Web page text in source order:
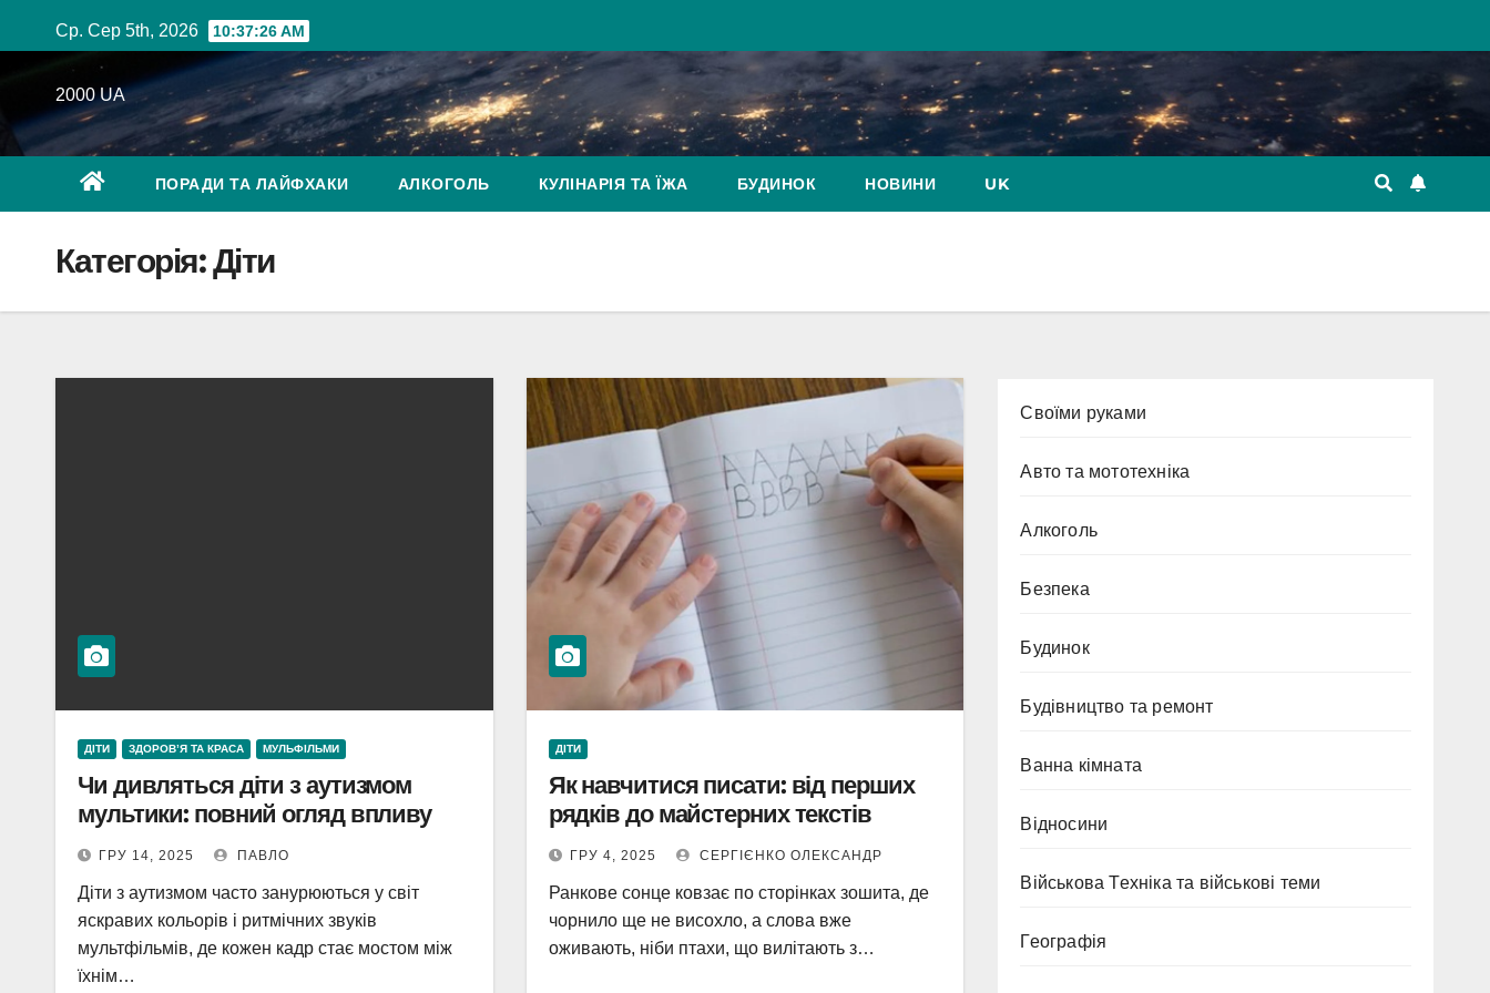
до
Ср. Сер 5th, 2026 10:37:27 AM
2000 UA
ПОРАДИ ТА ЛАЙФХАКИ АЛКОГОЛЬ КУЛІНАРІЯ ТА ЇЖА БУДИНОК НОВИНИ UK
Категорія:Діти
ДІТИ ЗДОРОВ’Я ТА КРАСА МУЛЬФІЛЬМИ
Чи дивляться діти з аутизмом
мультики: повний огляд впливу
ГРУ 14, 2025 ПАВЛО
Діти з аутизмом часто занурюються у світ
яскравих кольорів і ритмічних звуків
мультфільмів, де кожен кадр стає мостом між
їхнім…
ДІТИ
Як навчитися писати: від перших
рядків до майстерних текстів
ГРУ 4, 2025 СЕРГІЄНКО ОЛЕКСАНДР
Ранкове сонце ковзає по сторінках зошита, де
чорнило ще не висохло, а слова вже
оживають, ніби птахи, що вилітають з…
Cвоїми руками
Авто та мототехніка
Алкоголь
Безпека
Будинок
Будівництво та ремонт
Ванна кімната
Відносини
Військова Техніка та військові теми
Географія